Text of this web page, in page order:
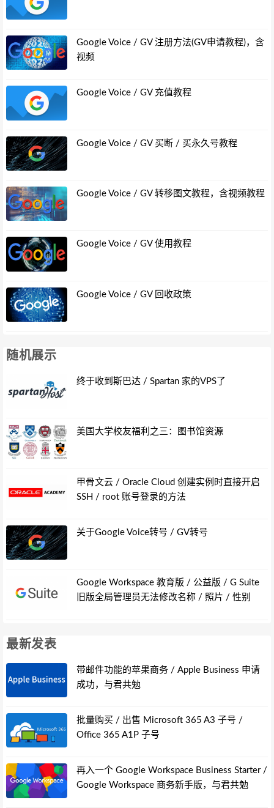
Google Voice / GV 注册方法(GV申请教程)，含
视频
Google Voice / GV 充值教程
Google Voice / GV 买断 / 买永久号教程
Google Voice / GV 转移图文教程，含视频教程
Google Voice / GV 使用教程
Google Voice / GV 回收政策
随机展示
终于收到斯巴达 / Spartan 家的VPS了
美国大学校友福利之三：图书馆资源
甲骨文云 / Oracle Cloud 创建实例时直接开启
SSH / root 账号登录的方法
关于Google Voice转号 / GV转号
Google Workspace 教育版 / 公益版 / G Suite
旧版全局管理员无法修改名称 / 照片 / 性别
最新发表
带邮件功能的苹果商务 / Apple Business 申请
成功，与君共勉
批量购买 / 出售 Microsoft 365 A3 子号 /
Office 365 A1P 子号
再入一个 Google Workspace Business Starter /
Google Workspace 商务新手版，与君共勉